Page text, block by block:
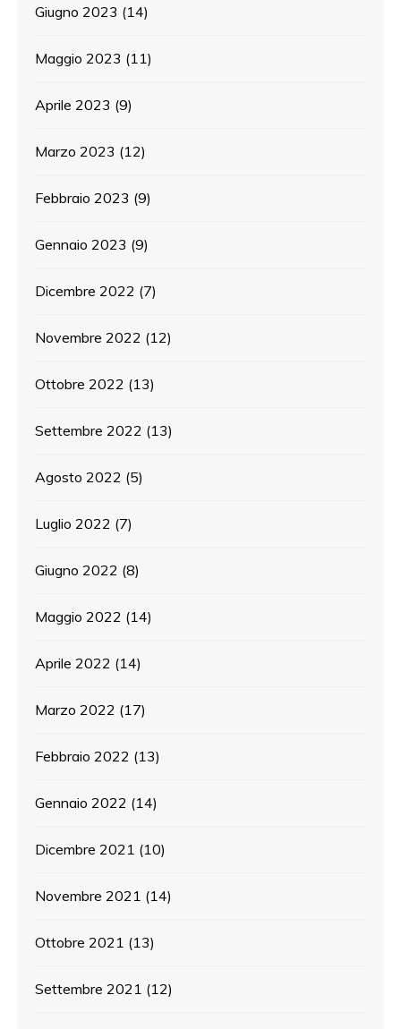
Giugno 2023 (14)
Maggio 2023 (11)
Aprile 2023 (9)
Marzo 2023 (12)
Febbraio 2023 (9)
Gennaio 2023 (9)
Dicembre 2022 (7)
Novembre 2022 (12)
Ottobre 2022 (13)
Settembre 2022 (13)
Agosto 2022 (5)
Luglio 2022 (7)
Giugno 2022 (8)
Maggio 2022 (14)
Aprile 2022 (14)
Marzo 2022 (17)
Febbraio 2022 (13)
Gennaio 2022 (14)
Dicembre 2021 (10)
Novembre 2021 (14)
Ottobre 2021 (13)
Settembre 2021 (12)